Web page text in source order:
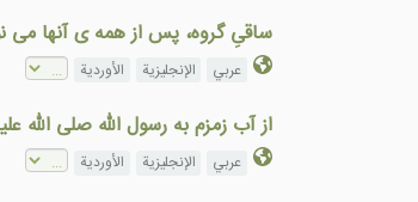
ساقیِ گروه، پس از همه ی آنها می
عربي الإنجليزية الأوردية
از آب زمزم به رسول الله صلى الله
عربي الإنجليزية الأوردية